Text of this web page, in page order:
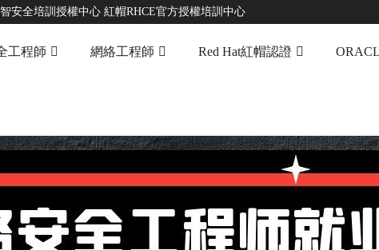
安全培訓授權中心 紅帽RHCE官方授權培訓中心
工程師 網絡工程師 Red Hat紅帽認證